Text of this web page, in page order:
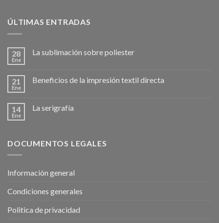
ÚLTIMAS ENTRADAS
28
Ene
La sublimación sobre poliester
21
Ene
Beneficios de la impresión textil directa
14
Ene
La serigrafía
DOCUMENTOS LEGALES
Información general
Condiciones generales
Politica de privacidad